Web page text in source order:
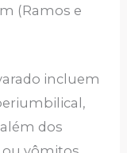
(Ramos e
incluem
dos